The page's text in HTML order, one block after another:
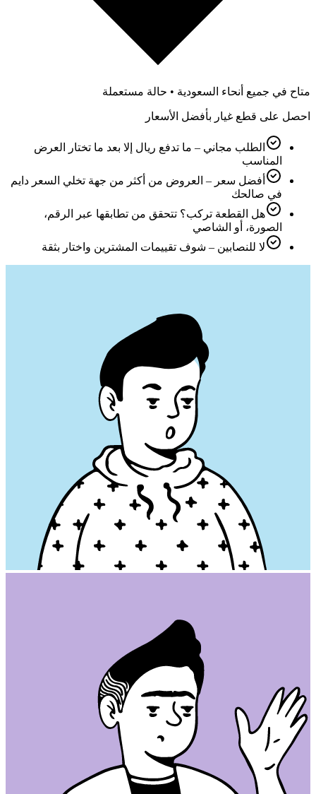
متاح في جميع أنحاء السعودية • حالة مستعملة
احصل على قطع غيار بأفضل الأسعار
الطلب مجاني – ما تدفع ريال إلا بعد ما تختار العرض
المناسب
أفضل سعر – العروض من أكثر من جهة تخلي السعر دايم
في صالحك
هل القطعة تركب؟ تتحقق من تطابقها عبر الرقم،
الصورة، أو الشاصي
لا للنصابين – شوف تقييمات المشترين واختار بثقة